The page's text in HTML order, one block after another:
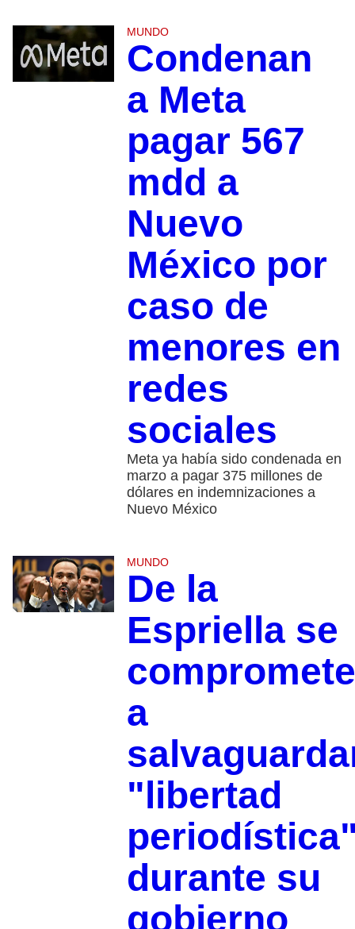
MUNDO
Condenan
a Meta
pagar 567
mdd a
Nuevo
México por
caso de
menores en
redes
sociales
Meta ya había sido condenada en
marzo a pagar 375 millones de
dólares en indemnizaciones a
Nuevo México
MUNDO
De la
Espriella se
compromete
a
"libertad
durante su
gobierno